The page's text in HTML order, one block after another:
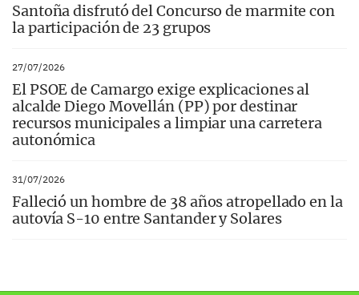
Santoña disfrutó del Concurso de marmite con
la participación de 23 grupos
27/07/2026
El PSOE de Camargo exige explicaciones al
alcalde Diego Movellán (PP) por destinar
recursos municipales a limpiar una carretera
autonómica
31/07/2026
Falleció un hombre de 38 años atropellado en la
autovía S-10 entre Santander y Solares